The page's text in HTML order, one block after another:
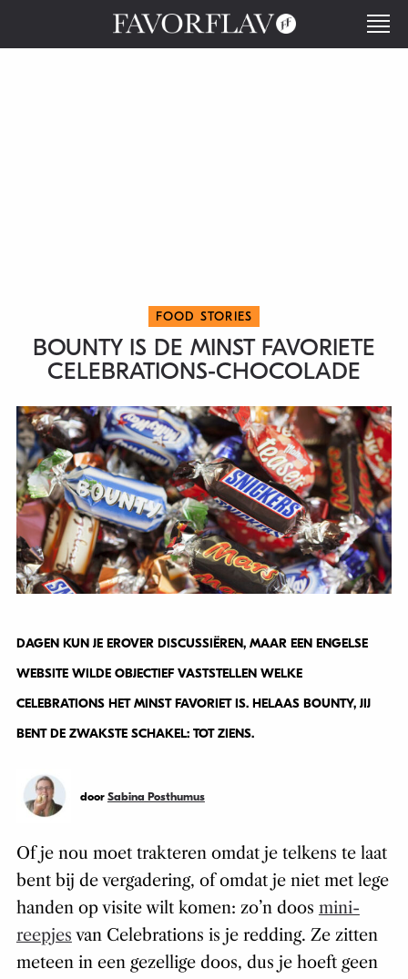
FOOD STORIES
BOUNTY IS DE MINST FAVORIETE
CELEBRATIONS-CHOCOLADE
DAGEN KUN JE EROVER DISCUSSIËREN, MAAR EEN ENGELSE
WEBSITE WILDE OBJECTIEF VASTSTELLEN WELKE
CELEBRATIONS HET MINST FAVORIET IS. HELAAS BOUNTY, JIJ
BENT DE ZWAKSTE SCHAKEL: TOT ZIENS.
door Sabina Posthumus
Of je nou moet trakteren omdat je telkens te laat
bent bij de vergadering, of omdat je niet met lege
handen op visite wilt komen: zo’n doos mini-
reepjes van Celebrations is je redding. Ze zitten
meteen in een gezellige doos, dus je hoeft geen